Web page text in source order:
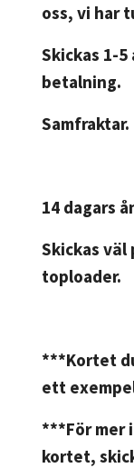
oss, vi har
Skickas 1-
betalning.
Samfraktar.
14 dagars
Skickas väl
toploader.
***Kortet
ett
***För mer
kortet,